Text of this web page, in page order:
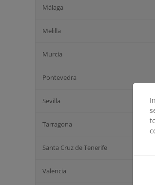
Málaga
Melilla
Murcia
Pontevedra
Sevilla
Tarragona
Santa Cruz de Tenerife
Valencia